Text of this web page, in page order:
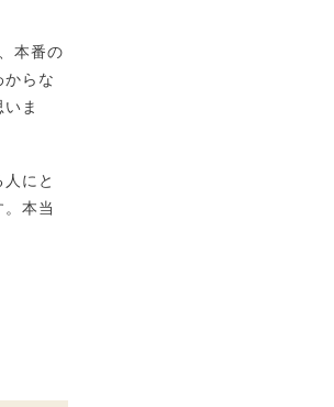
本番の
らな
ま
にと
本当